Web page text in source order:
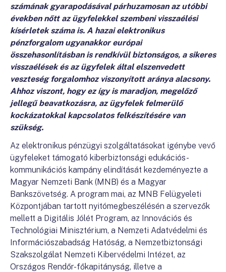
számának gyarapodásával párhuzamosan az utóbbi
években nőtt az ügyfelekkel szembeni visszaélési
kísérletek száma is. A hazai elektronikus
pénzforgalom ugyanakkor európai
összehasonlításban is rendkívül biztonságos, a sikeres
visszaélések és az ügyfelek által elszenvedett
veszteség forgalomhoz viszonyított aránya alacsony.
Ahhoz viszont, hogy ez így is maradjon, megelőző
jellegű beavatkozásra, az ügyfelek felmerülő
kockázatokkal kapcsolatos felkészítésére van
szükség.
Az elektronikus pénzügyi szolgáltatásokat igénybe vevő
ügyfeleket támogató kiberbiztonsági edukációs-
kommunikációs kampány elindítását kezdeményezte a
Magyar Nemzeti Bank (MNB) és a Magyar
Bankszövetség. A program mai, az MNB Felügyeleti
Központjában tartott nyitómegbeszélésén a szervezők
mellett a Digitális Jólét Program, az Innovációs és
Technológiai Minisztérium, a Nemzeti Adatvédelmi és
Információszabadság Hatóság, a Nemzetbiztonsági
Szakszolgálat Nemzeti Kibervédelmi Intézet, az
Országos Rendőr-főkapitányság, illetve a